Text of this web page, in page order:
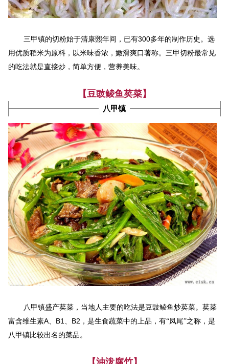
三甲镇的切粉始于清康熙年间，已有300多年的制作历史。选
用优质稻米为原料，以米味香浓，嫩滑爽口著称。 三甲切粉最常见
的吃法就是直接炒，简单方便，营养美味。
【豆豉鲮鱼荬菜】
八甲镇
八甲镇盛产荬菜，当地人主要的吃法是豆豉鲮鱼炒荬菜。荬菜
富含维生素A、 B1 B2 ，是生食蔬菜中的上品，有“凤尾”之称，是
八甲镇比较出名的菜品。
【油泼腐竹】